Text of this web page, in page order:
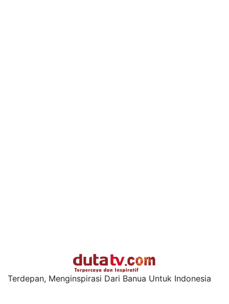
Terdepan, Menginspirasi Dari Banua Untuk Indonesia